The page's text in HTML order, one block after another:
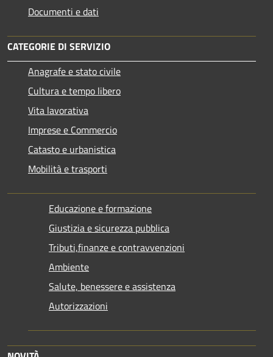
Documenti e dati
CATEGORIE DI SERVIZIO
Anagrafe e stato civile
Cultura e tempo libero
Vita lavorativa
Imprese e Commercio
Catasto e urbanistica
Mobilità e trasporti
Educazione e formazione
Giustizia e sicurezza pubblica
Tributi,finanze e contravvenzioni
Ambiente
Salute, benessere e assistenza
Autorizzazioni